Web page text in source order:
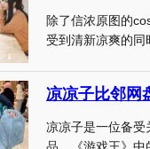
除了信浓原图的
受到清新凉爽的
凉凉子比邻网
凉凉子是一位备
品。《游戏王》